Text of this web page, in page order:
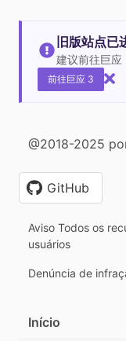
旧版站点已
建议前往巨应
前往巨应 3
@2018-2025
GitHub
Aviso Todos os
usuários
Denúncia de
Início